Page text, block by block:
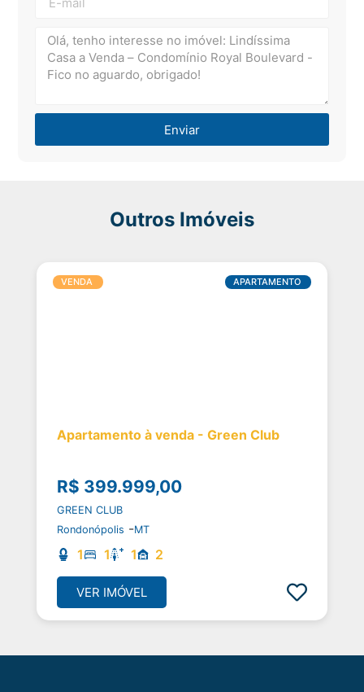
Enviar
Outros Imóveis
VENDA APARTAMENTO
Apartamento à venda - Green Club
R$ 399.999,00
GREEN CLUB
Rondonópolis -MT
1 1 1 2
VER IMÓVEL